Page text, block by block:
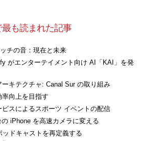
も読まれた記事
チの音：現在と未来
がエンターテイメント向け AI「KAI」を発
キテクチャ: Canal Sur の取り組み
向上を目指す
スによるスポーツ イベントの配信
iPhone を高速カメラに変える
ドキャストを再定義する